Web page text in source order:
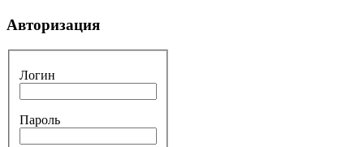
Авторизация
Логин
Пароль